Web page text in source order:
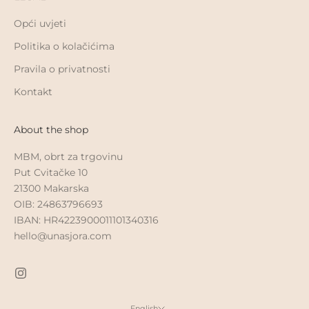
Opći uvjeti
Politika o kolačićima
Pravila o privatnosti
Kontakt
About the shop
MBM, obrt za trgovinu
Put Cvitačke 10
21300 Makarska
OIB: 24863796693
IBAN: HR4223900011101340316
hello@unasjora.com